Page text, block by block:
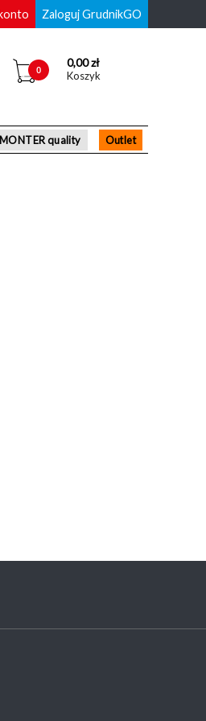
Zaloguj GrudnikGO
0
0,00 zł
Koszyk
MONTER quality Outlet